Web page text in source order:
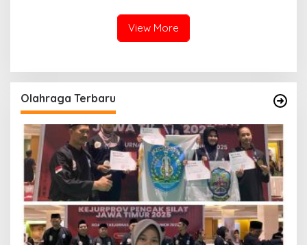
View More
Olahraga Terbaru